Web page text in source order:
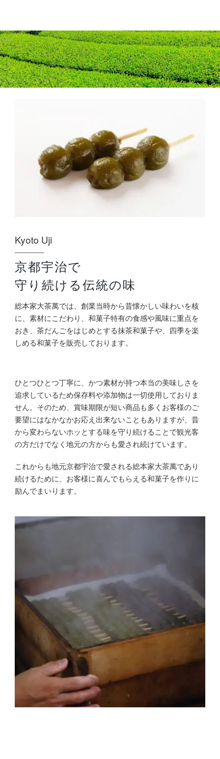
Kyoto Uji
京都宇治で
守り続ける伝統の味
総本家大茶萬では、創業当時から昔懐かしい味わいを核
に、素材にこだわり、和菓子特有の食感や風味に重点を
おき、茶だんごをはじめとする抹茶和菓子や、四季を楽
しめる和菓子を販売しております。
ひとつひとつ丁寧に、かつ素材が持つ本当の美味しさを
追求しているため保存料や添加物は一切使用しておりま
せん。そのため、賞味期限が短い商品も多くお客様のご
要望にはなかなかお応え出来ないこともありますが、昔
から変わらないホッとする味を守り続けることで観光客
の方だけでなく地元の方からも愛され続けています。
これからも地元京都宇治で愛される総本家大茶萬であり
続けるために、お客様に喜んでもらえる和菓子を作りに
励んでまいります。